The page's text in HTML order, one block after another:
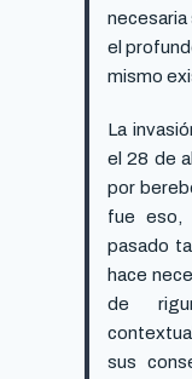
necesaria
el
mismo
La
el 28 de
por
fue eso,
pasado
hace
de
sus